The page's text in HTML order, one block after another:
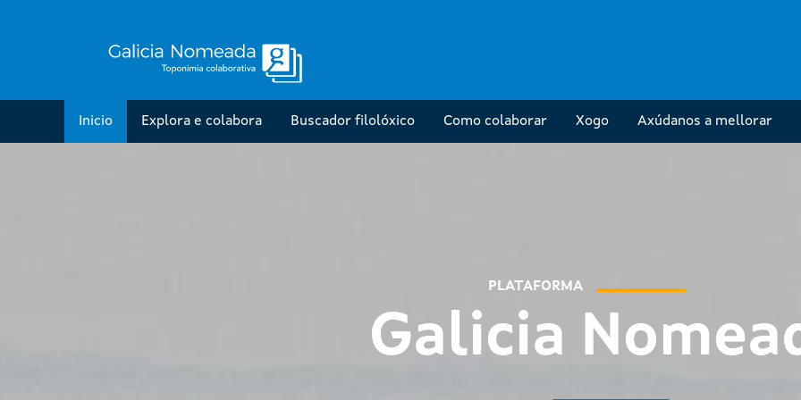
Inicio Explora e colabora Buscador filolóxico Como colaborar Xogo Axúdanos a mellorar
PLATAFORMA
Galicia